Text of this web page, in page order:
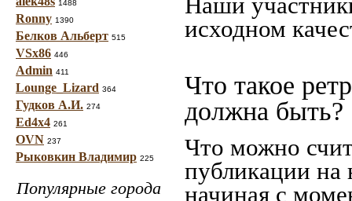
1488
Ronny 1390
Белков Альберт 515
VSx86 446
Admin 411
Lounge_Lizard 364
Гудков А.И. 274
Ed4x4 261
OVN 237
Рыковкин Владимир 225
Популярные города
исходном
Что такое
должна быть?
Что можно
публикации
начиная c